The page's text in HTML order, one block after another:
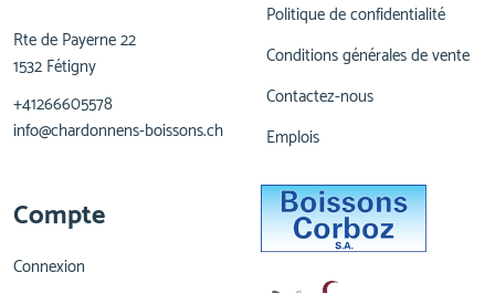
Rte de Payerne 22
1532 Fétigny
+41266605578
info@chardonnens-boissons.ch
Politique de confidentialité
Conditions générales de vente
Contactez-nous
Emplois
Compte
Connexion